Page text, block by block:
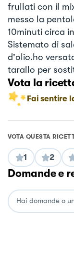
frullati con il
messo la
10minuti circa
Sistemato di
d'olio.ho
tarallo per
Vota la
Fai sentire
VOTA QUESTA
1 2
Domande e